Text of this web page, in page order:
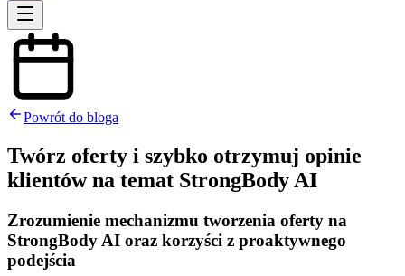
Powrót do bloga
Twórz oferty i szybko otrzymuj opinie
klientów na temat StrongBody AI
Zrozumienie mechanizmu tworzenia oferty na
StrongBody AI oraz korzyści z proaktywnego
podejścia